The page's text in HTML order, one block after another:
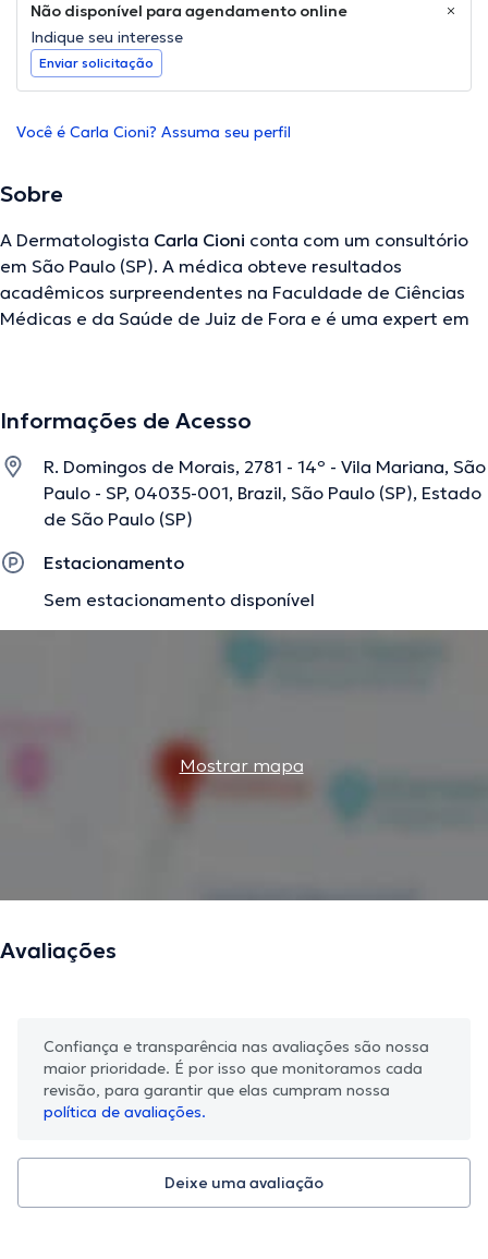
Não disponível para agendamento online
Indique seu interesse
Enviar solicitação
Você é Carla Cioni? Assuma seu perfil
Sobre
A Dermatologista Carla Cioni conta com um consultório
em São Paulo (SP). A médica obteve resultados
acadêmicos surpreendentes na Faculdade de Ciências
Médicas e da Saúde de Juiz de Fora e é uma expert em
Carla Cioni fez parte de consideráveis conferências com
de especialização e já produziu diferentes publicações.
informações verificadas.
Informações de Acesso
R. Domingos de Morais, 2781 - 14º - Vila Mariana, São
Paulo - SP, 04035-001, Brazil, São Paulo (SP), Estado
de São Paulo (SP)
Estacionamento
Sem estacionamento disponível
Mostrar mapa
Avaliações
Confiança e transparência nas avaliações são nossa
maior prioridade. É por isso que monitoramos cada
revisão, para garantir que elas cumpram nossa
política de avaliações.
Deixe uma avaliação